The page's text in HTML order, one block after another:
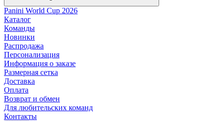
Panini World Cup 2026
Каталог
Команды
Новинки
Распродажа
Персонализация
Информация о заказе
Размерная сетка
Доставка
Оплата
Возврат и обмен
Для любительских команд
Контакты